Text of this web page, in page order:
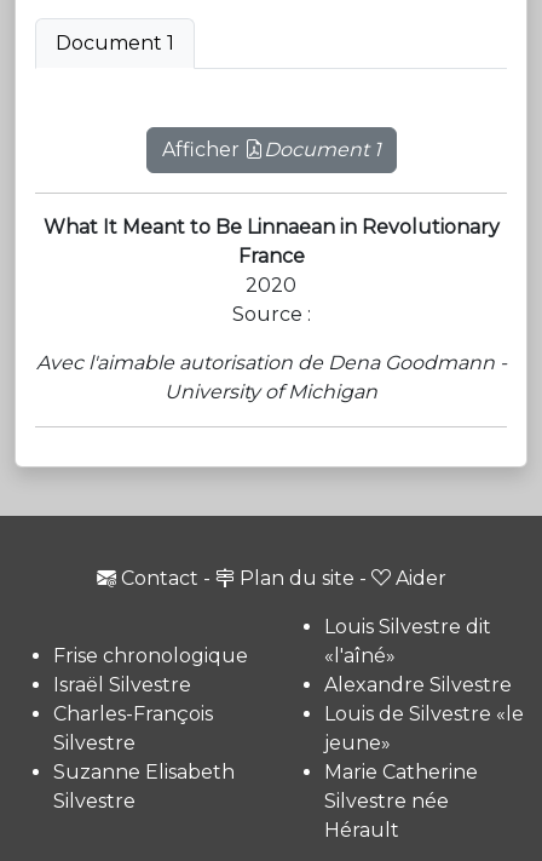
Document 1
Afficher Document 1
What It Meant to Be Linnaean in Revolutionary
France
2020
Source :
Avec l'aimable autorisation de Dena Goodmann -
University of Michigan
Contact - Plan du site - Aider
Frise chronologique
Israël Silvestre
Charles-François
Silvestre
Suzanne Elisabeth
Silvestre
Louis Silvestre dit
«l'aîné»
Alexandre Silvestre
Louis de Silvestre «le
jeune»
Marie Catherine
Silvestre née
Hérault